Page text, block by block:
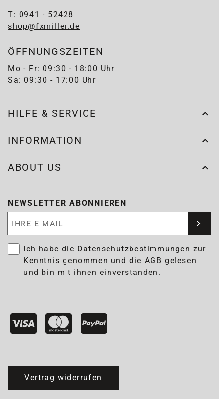
T: 0941 - 52428
shop@fxmiller.de
ÖFFNUNGSZEITEN
Mo - Fr: 09:30 - 18:00 Uhr
Sa: 09:30 - 17:00 Uhr
HILFE & SERVICE
INFORMATION
ABOUT US
NEWSLETTER ABONNIEREN
Ich habe die Datenschutzbestimmungen zur
Kenntnis genommen und die AGB gelesen
und bin mit ihnen einverstanden.
Vertrag widerrufen